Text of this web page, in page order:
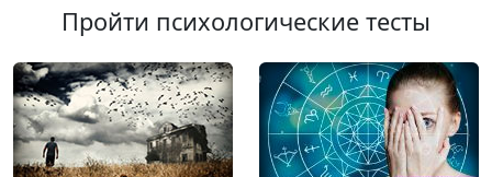
Пройти психологические тесты